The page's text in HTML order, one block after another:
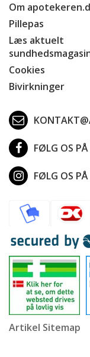
Om
Pillepas
Læs aktuelt
Cookies
Bivirkninger
FØLG OS
FØLG OS
Artikel Sitemap